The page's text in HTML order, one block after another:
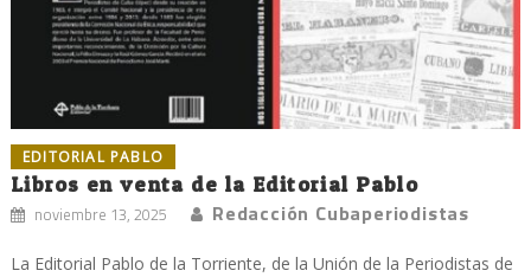
EDITORIAL PABLO
Libros en venta de la Editorial Pablo
noviembre 13, 2025 Redacción Cubaperiodistas
La Editorial Pablo de la Torriente, de la Unión de la Periodistas de